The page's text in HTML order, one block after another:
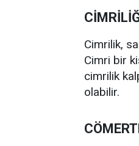
Cimrilik,
Cimri bir
cimrilik
olabilir.